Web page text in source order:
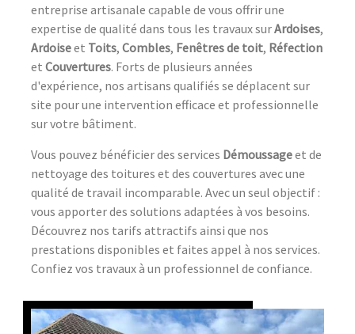
entreprise artisanale capable de vous offrir une
expertise de qualité dans tous les travaux surArdoises,
Ardoiseet Toits, Combles, Fenêtres de toit, Réfection
et Couvertures. Forts de plusieurs années
d'expérience, nos artisans qualifiés se déplacent sur
site pour une intervention efficace et professionnelle
sur votre bâtiment.
Vous pouvez bénéficier des services Démoussageet de
nettoyage des toitures et des couvertures avec une
qualité de travail incomparable. Avec un seul objectif :
vous apporter des solutions adaptées à vos besoins.
Découvrez nos tarifs attractifs ainsi que nos
prestations disponibles et faites appel à nos services.
Confiez vos travaux à un professionnel de confiance.